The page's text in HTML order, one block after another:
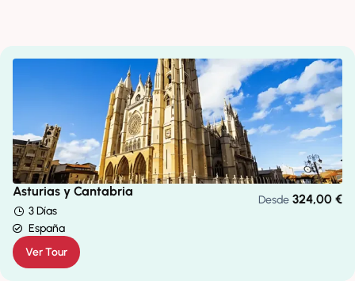
Asturias y Cantabria
3 Días
España
Desde 324,00 €
Ver Tour